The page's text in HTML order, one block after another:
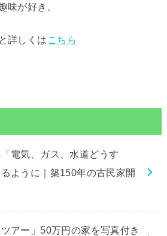
味が好き。
詳しくは こちら
電気、ガス、水道どうす
ように｜築150年の古民家開
アー」50万円の家を写真付き